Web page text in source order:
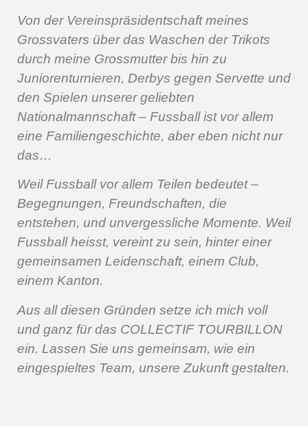
Von der Vereinspräsidentschaft meines
Grossvaters über das Waschen der Trikots
durch meine Grossmutter bis hin zu
Juniorenturnieren, Derbys gegen Servette und
den Spielen unserer geliebten
Nationalmannschaft – Fussball ist vor allem
eine Familiengeschichte, aber eben nicht nur
das…
Weil Fussball vor allem Teilen bedeutet –
Begegnungen, Freundschaften, die
entstehen, und unvergessliche Momente. Weil
Fussball heisst, vereint zu sein, hinter einer
gemeinsamen Leidenschaft, einem Club,
einem Kanton.
Aus all diesen Gründen setze ich mich voll
und ganz für das COLLECTIF TOURBILLON
ein. Lassen Sie uns gemeinsam, wie ein
eingespieltes Team, unsere Zukunft gestalten.